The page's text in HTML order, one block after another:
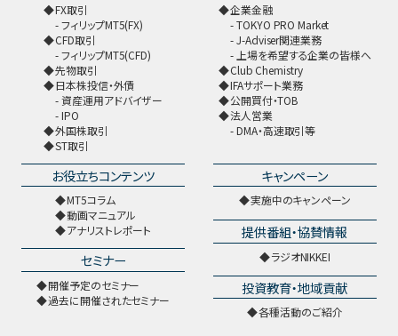
FX取引
フィリップMT5(FX)
CFD取引
フィリップMT5(CFD)
先物取引
日本株投信・外債
資産運用アドバイザー
IPO
外国株取引
ST取引
企業金融
TOKYO PRO Market
J-Adviser関連業務
上場を希望する企業の皆様へ
Club Chemistry
IFAサポート業務
公開買付・TOB
法人営業
DMA・高速取引等
お役立ちコンテンツ
MT5コラム
動画マニュアル
アナリストレポート
セミナー
開催予定のセミナー
過去に開催されたセミナー
キャンペーン
実施中のキャンペーン
提供番組・協賛情報
ラジオNIKKEI
投資教育・地域貢献
各種活動のご紹介